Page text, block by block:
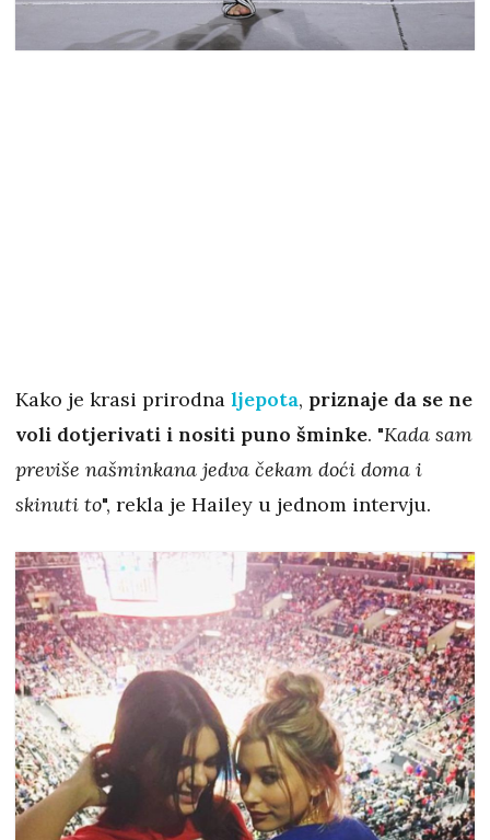
Kako je krasi prirodna ljepota, priznaje da se ne
voli dotjerivati i nositi puno šminke. "Kada sam
previše našminkana jedva čekam doći doma i
skinuti to", rekla je Hailey u jednom intervju.